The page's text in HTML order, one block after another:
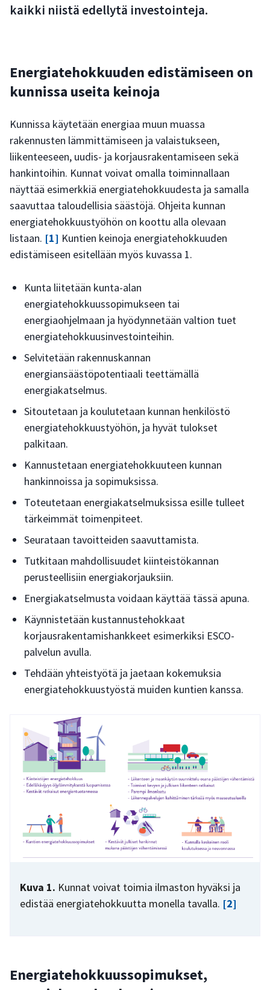
kaikki niistä edellytä investointeja.
Energiatehokkuuden edistämiseen on
kunnissa useita keinoja
Kunnissa käytetään energiaa muun muassa
rakennusten lämmittämiseen ja valaistukseen,
liikenteeseen, uudis- ja korjausrakentamiseen sekä
hankintoihin. Kunnat voivat omalla toiminnallaan
näyttää esimerkkiä energiatehokkuudesta ja samalla
saavuttaa taloudellisia säästöjä. Ohjeita kunnan
energiatehokkuustyöhön on koottu alla olevaan
listaan. [1] Kuntien keinoja energiatehokkuuden
edistämiseen esitellään myös kuvassa 1.
Kunta liitetään kunta-alan
energiatehokkuussopimukseen tai
energiaohjelmaan ja hyödynnetään valtion tuet
energiatehokkuusinvestointeihin.
Selvitetään rakennuskannan
energiansäästöpotentiaali teettämällä
energiakatselmus.
Sitoutetaan ja koulutetaan kunnan henkilöstö
energiatehokkuustyöhön, ja hyvät tulokset
palkitaan.
Kannustetaan energiatehokkuuteen kunnan
hankinnoissa ja sopimuksissa.
Toteutetaan energiakatselmuksissa esille tulleet
tärkeimmät toimenpiteet.
Seurataan tavoitteiden saavuttamista.
Tutkitaan mahdollisuudet kiinteistökannan
perusteellisiin energiakorjauksiin.
Energiakatselmusta voidaan käyttää tässä apuna.
Käynnistetään kustannustehokkaat
korjausrakentamishankkeet esimerkiksi ESCO-
palvelun avulla.
Tehdään yhteistyötä ja jaetaan kokemuksia
energiatehokkuustyöstä muiden kuntien kanssa.
Kuva 1. Kunnat voivat toimia ilmaston hyväksi ja
edistää energiatehokkuutta monella tavalla. [2]
Energiatehokkuussopimukset,